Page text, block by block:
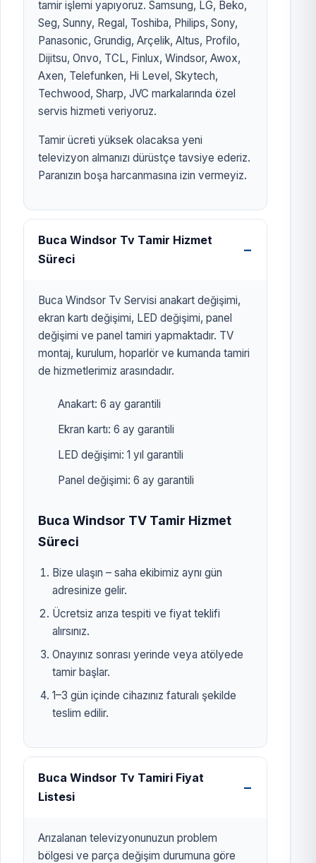
tamir işlemi yapıyoruz. Samsung, LG, Beko,
Seg, Sunny, Regal, Toshiba, Philips, Sony,
Panasonic, Grundig, Arçelik, Altus, Profilo,
Dijitsu, Onvo, TCL, Finlux, Windsor, Awox,
Axen, Telefunken, Hi Level, Skytech,
Techwood, Sharp, JVC markalarında özel
servis hizmeti veriyoruz.
Tamir ücreti yüksek olacaksa yeni
televizyon almanızı dürüstçe tavsiye ederiz.
Paranızın boşa harcanmasına izin vermeyiz.
Buca Windsor Tv Tamir Hizmet
Süreci
Buca Windsor Tv Servisi anakart değişimi,
ekran kartı değişimi, LED değişimi, panel
değişimi ve panel tamiri yapmaktadır. TV
montaj, kurulum, hoparlör ve kumanda tamiri
de hizmetlerimiz arasındadır.
Anakart: 6 ay garantili
Ekran kartı: 6 ay garantili
LED değişimi: 1 yıl garantili
Panel değişimi: 6 ay garantili
Buca Windsor TV Tamir Hizmet
Süreci
Bize ulaşın – saha ekibimiz aynı gün
adresinize gelir.
Ücretsiz arıza tespiti ve fiyat teklifi
alırsınız.
Onayınız sonrası yerinde veya atölyede
tamir başlar.
1–3 gün içinde cihazınız faturalı şekilde
teslim edilir.
Buca Windsor Tv Tamiri Fiyat
Listesi
Arızalanan televizyonunuzun problem
bölgesi ve parça değişim durumuna göre